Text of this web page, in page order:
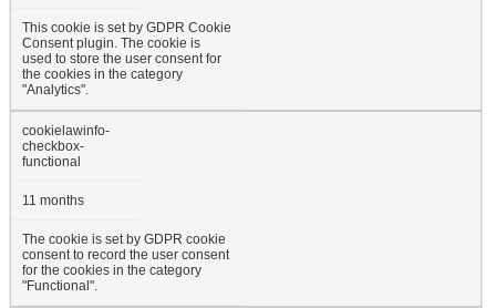
This cookie is set by GDPR Cookie
Consent plugin. The cookie is
used to store the user consent for
the cookies in the category
"Analytics".
cookielawinfo-
checkbox-
functional
11 months
The cookie is set by GDPR cookie
consent to record the user consent
for the cookies in the category
"Functional".